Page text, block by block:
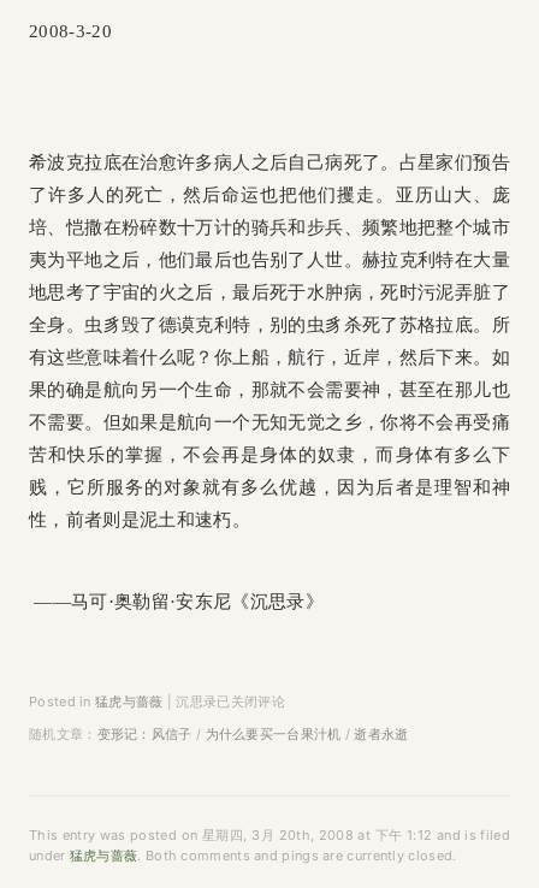
2008-3-20
希波克拉底在治愈许多病人之后自己病死了。占星家们预告
了许多人的死亡，然后命运也把他们攫走。亚历山大、庞
培、恺撒在粉碎数十万计的骑兵和步兵、频繁地把整个城市
夷为平地之后，他们最后也告别了人世。赫拉克利特在大量
地思考了宇宙的火之后，最后死于水肿病，死时污泥弄脏了
全身。虫豸毁了德谟克利特，别的虫豸杀死了苏格拉底。所
有这些意味着什么呢？你上船，航行，近岸，然后下来。如
果的确是航向另一个生命，那就不会需要神，甚至在那儿也
不需要。但如果是航向一个无知无觉之乡，你将不会再受痛
苦和快乐的掌握，不会再是身体的奴隶，而身体有多么下
贱，它所服务的对象就有多么优越，因为后者是理智和神
性，前者则是泥土和速朽。
——马可·奥勒留·安东尼《沉思录》
Posted in 猛虎与蔷薇 |沉思录已关闭评论
随机文章： 变形记：风信子 / 为什么要买一台果汁机 /逝者永逝
This entry was posted on 星期四, 3月 20th, 2008 at 下午 1:12 and is filed
under 猛虎与蔷薇. Both comments and pings are currently closed.